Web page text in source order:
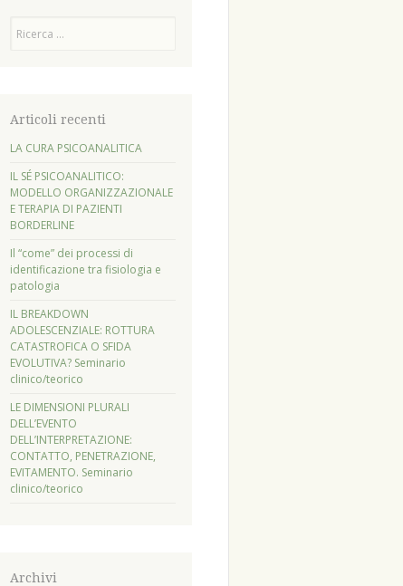
Articoli recenti
LA CURA PSICOANALITICA
IL SÉ PSICOANALITICO:
MODELLO ORGANIZZAZIONALE
E TERAPIA DI PAZIENTI
BORDERLINE
Il “come” dei processi di
identificazione tra fisiologia e
patologia
IL BREAKDOWN
ADOLESCENZIALE: ROTTURA
CATASTROFICA O SFIDA
EVOLUTIVA? Seminario
clinico/teorico
LE DIMENSIONI PLURALI
DELL’EVENTO
DELL’INTERPRETAZIONE:
CONTATTO, PENETRAZIONE,
EVITAMENTO. Seminario
clinico/teorico
Archivi